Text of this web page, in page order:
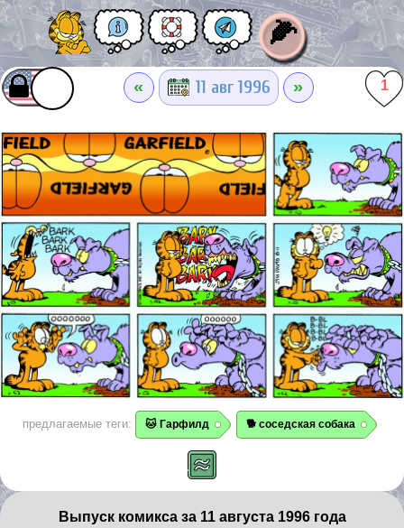
🌽
« 11 авг 1996 » 1
предлагаемые теги: 🐱 Гарфилд 🐕 соседская собака
Выпуск комикса за 11 августа 1996 года